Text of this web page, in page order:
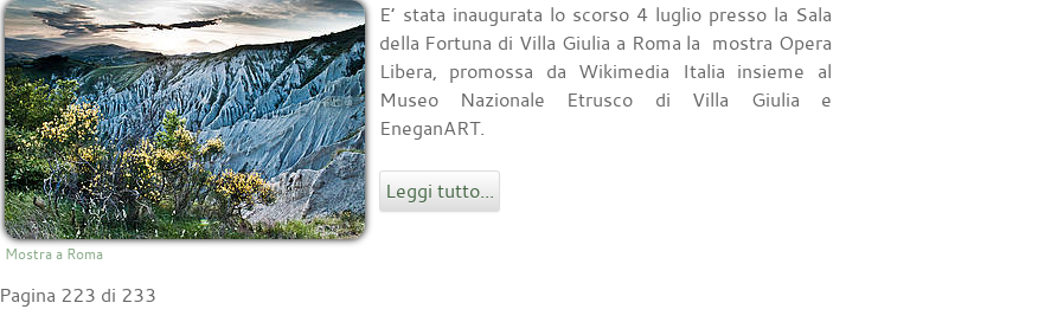
Mostra a Roma
E’ stata inaugurata lo scorso 4 luglio presso la Sala
della Fortuna di Villa Giulia a Roma la mostra Opera
Libera, promossa da Wikimedia Italia insieme al
Museo Nazionale Etrusco di Villa Giulia e
EneganART.
Leggi tutto...
Pagina 223 di 233